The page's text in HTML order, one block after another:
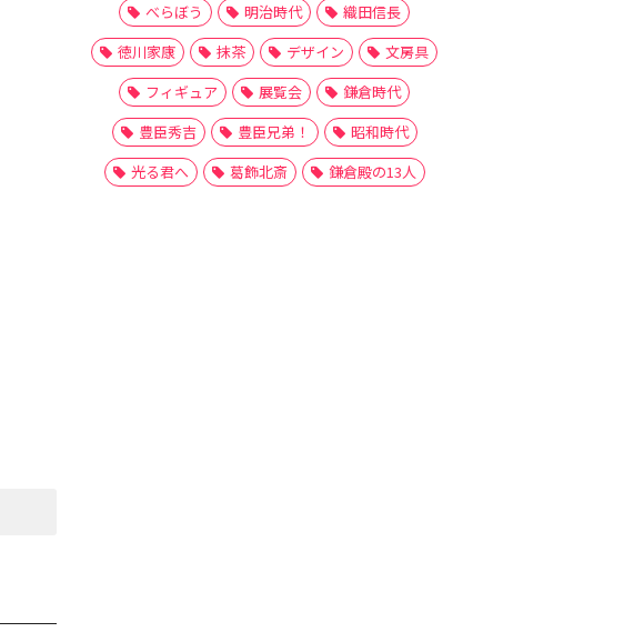
べらぼう
明治時代
織田信長
徳川家康
抹茶 デザイン
文房具
フィギュア
展覧会
鎌倉時代
豊臣秀吉
豊臣兄弟！
昭和時代
光る君へ
葛飾北斎 鎌倉殿の13人